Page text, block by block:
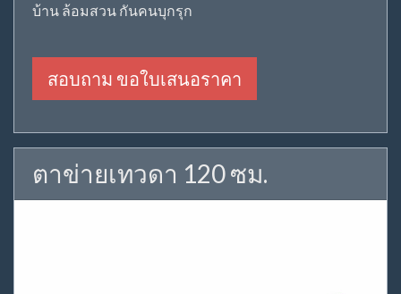
บ้าน ล้อมสวน กันคนบุกรุก
สอบถาม ขอใบเสนอราคา
ตาข่ายเทวดา 120 ซม.